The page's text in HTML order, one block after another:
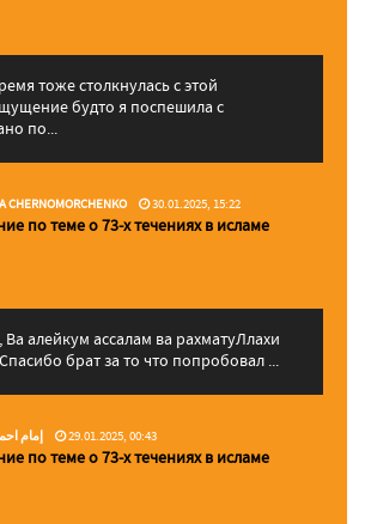
тоже столкнулась с этой
будто я поспешила с
по...
CHERNOMORCHENKO 30.01.2025, 15:22
по теме о 73-х течениях в исламе
брат за то что попробовал ...
إمام 29.01.2025, 00:43
по теме о 73-х течениях в исламе